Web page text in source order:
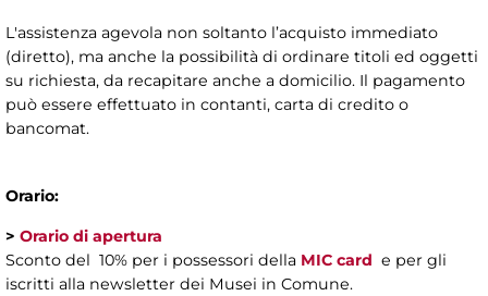
L'assistenza agevola non soltanto l’acquisto immediato
(diretto), ma anche la possibilità di ordinare titoli ed oggetti
su richiesta, da recapitare anche a domicilio. Il pagamento
può essere effettuato in contanti, carta di credito o
bancomat.
Orario:
> Orario di apertura
Sconto del 10% per i possessori della MIC card e per gli
iscritti alla newsletter dei Musei in Comune.